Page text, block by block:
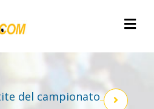
del campionato